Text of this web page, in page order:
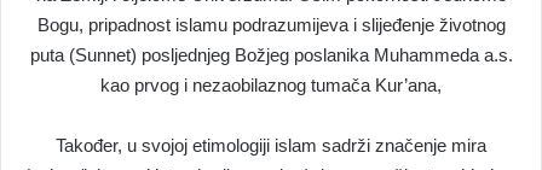
Bogu, pripadnost islamu podrazumijeva i slijeđenje životnog
puta (Sunnet) posljednjeg Božjeg poslanika Muhammeda a.s.
kao prvog i nezaobilaznog tumača Kur’ana,
Također, u svojoj etimologiji islam sadrži značenje mira